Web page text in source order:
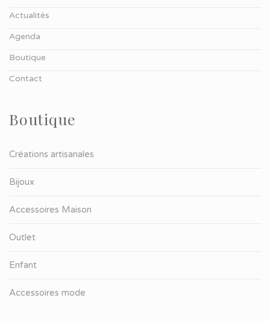
Actualités
Agenda
Boutique
Contact
Boutique
Créations artisanales
Bijoux
Accessoires Maison
Outlet
Enfant
Accessoires mode